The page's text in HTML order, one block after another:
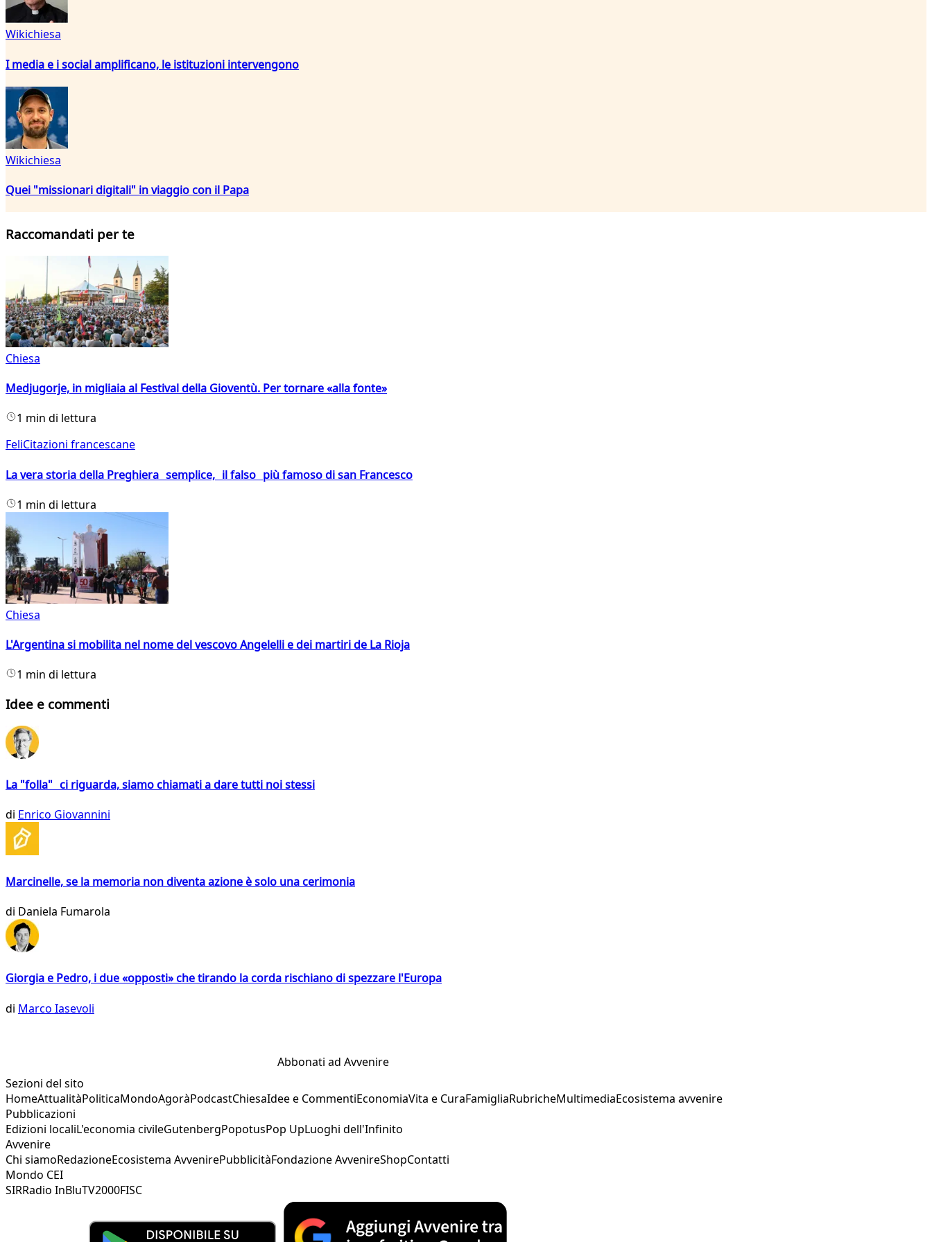
Wikichiesa
I media e i social amplificano, le istituzioni intervengono
Wikichiesa
Quei "missionari digitali" in viaggio con il Papa
Raccomandati per te
Chiesa
Medjugorje, in migliaia al Festival della Gioventù. Per tornare «alla fonte»
1 min di lettura
FeliCitazioni francescane
La vera storia della Preghiera semplice, il falso più famoso di san Francesco
1 min di lettura
Chiesa
L'Argentina si mobilita nel nome del vescovo Angelelli e dei martiri de La Rioja
1 min di lettura
Idee e commenti
La "folla" ci riguarda, siamo chiamati a dare tutti noi stessi
di Enrico Giovannini
Marcinelle, se la memoria non diventa azione è solo una cerimonia
di Daniela Fumarola
Giorgia e Pedro, i due «opposti» che tirando la corda rischiano di spezzare l'Europa
di Marco Iasevoli
Abbonati ad Avvenire
Sezioni del sito
HomeAttualitàPoliticaMondoAgoràPodcastChiesaIdee e CommentiEconomiaVita e CuraFamigliaRubricheMultimediaEcosistema avvenire
Pubblicazioni
Edizioni localiL'economia civileGutenbergPopotusPop UpLuoghi dell'Infinito
Avvenire
Chi siamoRedazioneEcosistema AvvenirePubblicitàFondazione AvvenireShopContatti
Mondo CEI
SIRRadio InBluTV2000FISC